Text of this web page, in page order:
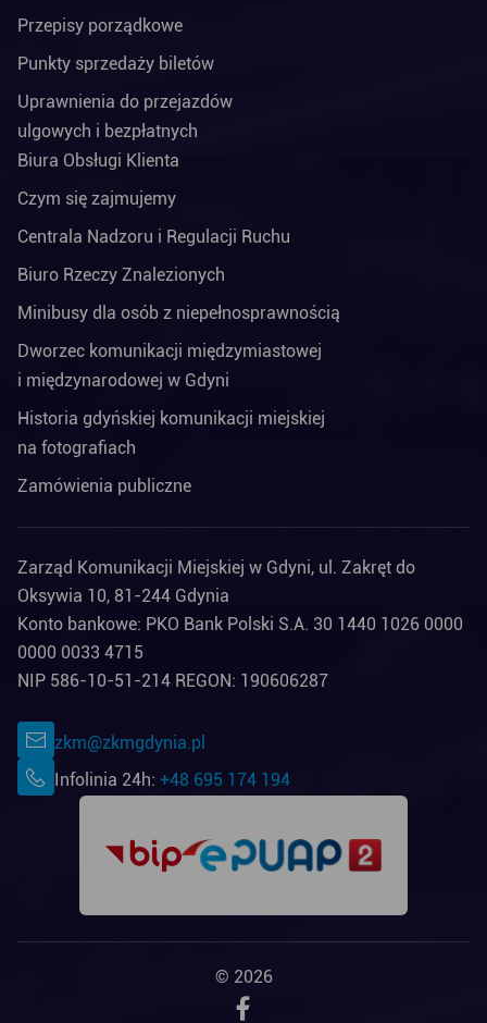
Przepisy porządkowe
Punkty sprzedaży biletów
Uprawnienia do przejazdów
ulgowych i bezpłatnych
Biura Obsługi Klienta
Czym się zajmujemy
Centrala Nadzoru i Regulacji Ruchu
Biuro Rzeczy Znalezionych
Minibusy dla osób z niepełnosprawnością
Dworzec komunikacji międzymiastowej
i międzynarodowej w Gdyni
Historia gdyńskiej komunikacji miejskiej
na fotografiach
Zamówienia publiczne
Zarząd Komunikacji Miejskiej w Gdyni, ul. Zakręt do
Oksywia 10, 81-244 Gdynia
Konto bankowe: PKO Bank Polski S.A. 30 1440 1026 0000
0000 0033 4715
NIP 586-10-51-214 REGON: 190606287
zkm@zkmgdynia.pl
Infolinia 24h: +48 695 174 194
© 2026